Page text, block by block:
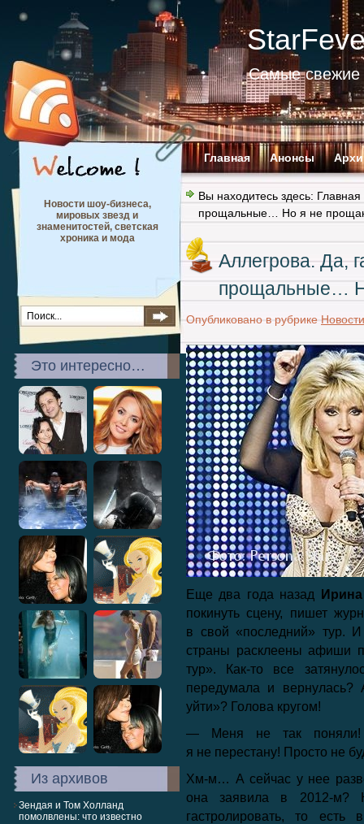
Самые свежие
Главная Анонсы
Новости шоу-бизнеса,
мировых звезд и
знаменитостей, светская
хроника и мода
Это интересно…
Из архивов
Зендая и Том Холланд
помолвлены: что известно
Вы находитесь здесь: Главная
прощальные… Но я не
Аллегрова. Да,
прощальные…
Опубликовано в рубрике Новости
Еще два года назад
покинуть сцену, пишет
в свой «последний» тур.
страны расклеены афиши
тур». Как-то все
передумала и вернулась?
уйти»? Голова кругом!
— Меня не так поняли!
я не перестану! Просто не
Хм-м… А сейчас у нее
она заявила в 2012-м?
гастролировать, то